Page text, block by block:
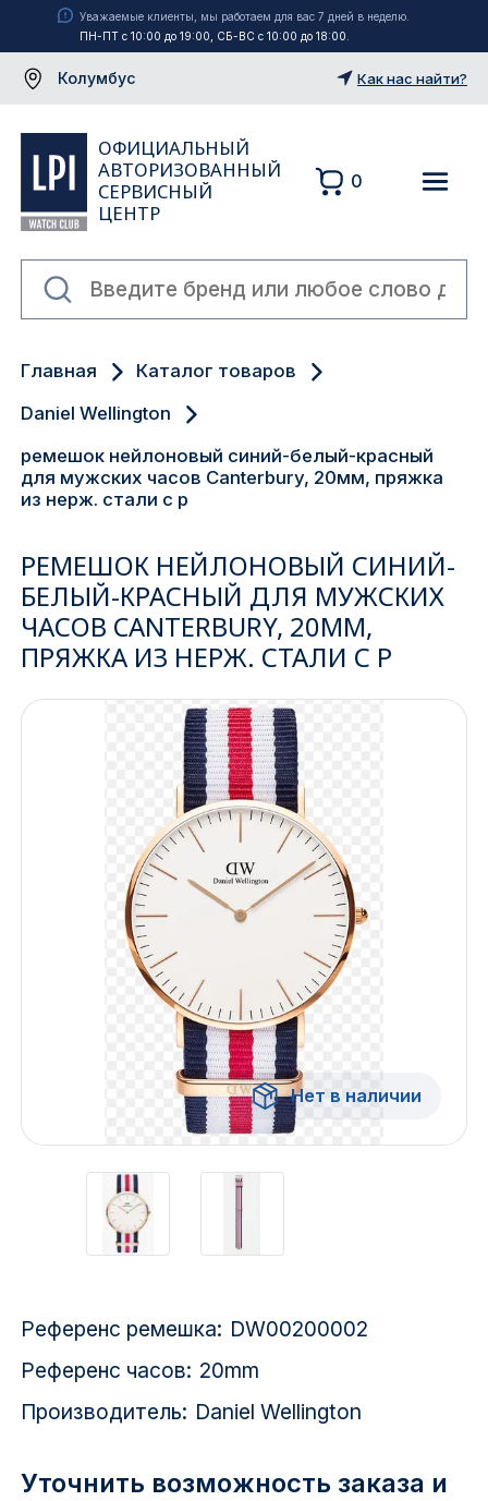
Уважаемые клиенты, мы работаем для вас 7 дней в неделю.
ПН-ПТ с 10:00 до 19:00, СБ-ВС с 10:00 до 18:00.
Колумбус
Екатеринбург
Новосибирск
Архангельск
Иркутск
Кемерово
Воронеж
Краснодар
Красноярск
2717 км
2-я Смирновка
3-й Участок
52127 городок
Как нас найти?
ОФИЦИАЛЬНЫЙ
АВТОРИЗОВАННЫЙ
СЕРВИСНЫЙ
ЦЕНТР
0
Главная
Каталог товаров
Daniel Wellington
ремешок нейлоновый синий-белый-красный
для мужских часов Canterbury, 20мм, пряжка
из нерж. стали с р
РЕМЕШОК НЕЙЛОНОВЫЙ СИНИЙ-
БЕЛЫЙ-КРАСНЫЙ ДЛЯ МУЖСКИХ
ЧАСОВ CANTERBURY, 20ММ,
ПРЯЖКА ИЗ НЕРЖ. СТАЛИ С Р
Нет в наличии
Референс ремешка: DW00200002
Референс часов: 20mm
Производитель: Daniel Wellington
Уточнить возможность заказа и